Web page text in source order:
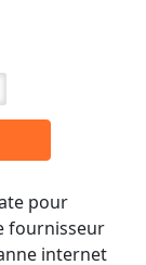
pour
fournisseur
internet